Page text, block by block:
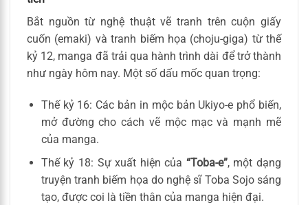
Bắt nguồn từ nghệ thuật vẽ tranh trên cuộn giấy
cuốn (emaki) và tranh biếm họa (choju-giga) từ thế
kỷ 12, manga đã trải qua hành trình dài để trở thành
như ngày hôm nay. Một số dấu mốc quan trọng:
Thế kỷ 16: Các bản in mộc bản Ukiyo-e phổ biến,
mở đường cho cách vẽ mộc mạc và mạnh mẽ
của manga.
Thế kỷ 18: Sự xuất hiện của “Toba-e”, một dạng
truyện tranh biếm họa do nghệ sĩ Toba Sojo sáng
tạo, được coi là tiền thân của manga hiện đại.